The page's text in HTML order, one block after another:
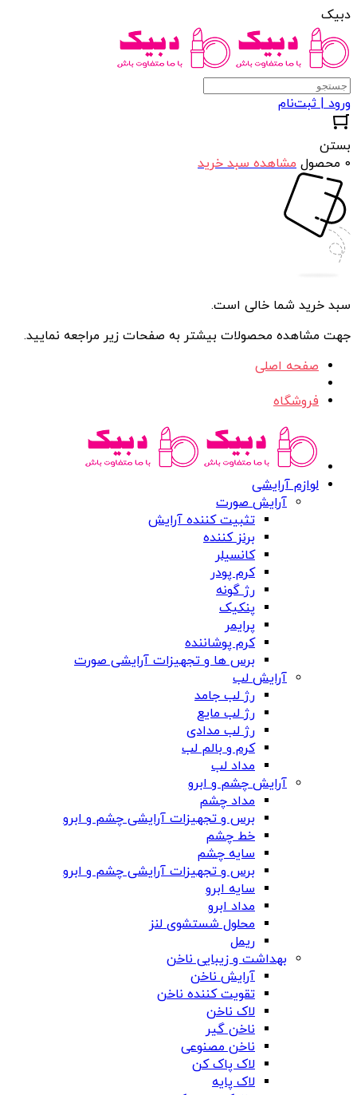
دبیک
ورود | ثبت‌نام
بستن
0 محصول
مشاهده سبد خرید
سبد خرید شما خالی است.
جهت مشاهده محصولات بیشتر به صفحات زیر مراجعه نمایید.
صفحه اصلی
فروشگاه
لوازم آرایشی
آرایش صورت
تثبیت کننده آرایش
برنز کننده
کانسیلر
کرم پودر
رژ گونه
پنکیک
پرایمر
کرم پوشاننده
برس ها و تجهیزات آرایشی صورت
آرایش لب
رژ لب جامد
رژ لب مایع
رژ لب مدادی
کرم و بالم لب
مداد لب
آرایش چشم و ابرو
مداد چشم
برس و تجهیزات آرایشی چشم و ابرو
خط چشم
سایه چشم
برس و تجهیزات آرایشی چشم و ابرو
سایه ابرو
مداد ابرو
محلول شستشوی لنز
ریمل
بهداشت و زیبایی ناخن
آرایش ناخن
تقویت کننده ناخن
لاک ناخن
ناخن گیر
ناخن مصنوعی
لاک پاک کن
لاک پایه